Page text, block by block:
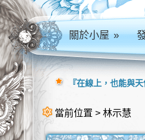
關於小屋»
當前位置 > 林示慧
『在線上，也能與天